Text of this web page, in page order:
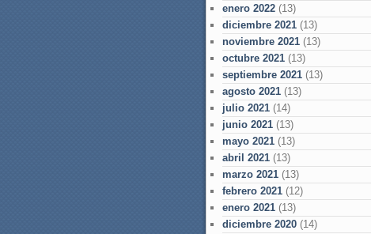
enero 2022 (13)
diciembre 2021 (13)
noviembre 2021 (13)
octubre 2021 (13)
septiembre 2021 (13)
agosto 2021 (13)
julio 2021 (14)
junio 2021 (13)
mayo 2021 (13)
abril 2021 (13)
marzo 2021 (13)
febrero 2021 (12)
enero 2021 (13)
diciembre 2020 (14)